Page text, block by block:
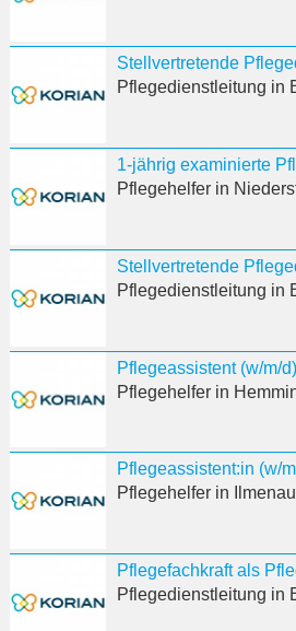
Pflegedienstleitung in
1-jährig examinierte
Pflegehelferin
Stellvertretende
Pflegedienstleitung in
Pflegeassistent (w/m/d)
Pflegehelferin
Pflegeassistent:in (w/
Pflegehelferin Ilmenau
Pflegefachkraft als
Pflegedienstleitung in